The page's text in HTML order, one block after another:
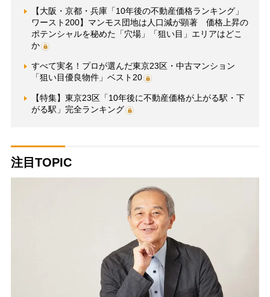
【大阪・京都・兵庫「10年後の不動産価格ランキング」
ワースト200】マンモス団地は人口減が顕著 価格上昇の
ポテンシャルを秘めた「穴場」「狙い目」エリアはどこ
か
すべて実名！プロが選んだ東京23区・中古マンション
「狙い目優良物件」ベスト20
【特集】東京23区「10年後に不動産価格が上がる駅・下
がる駅」完全ランキング
注目TOPIC